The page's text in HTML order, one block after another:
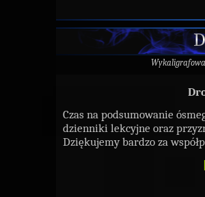
Czas na podsumowanie
dzienniki lekcyjne oraz
Dziękujemy bardzo za